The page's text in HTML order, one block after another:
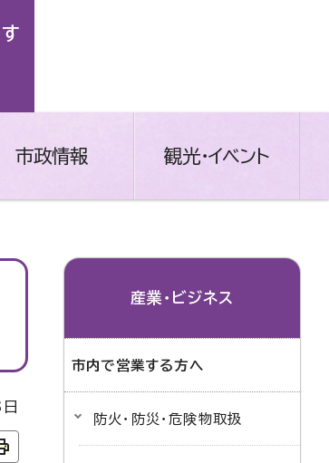
市政情報 観光・イベント
産業・ビジネス
市内で営業する方へ
防火・防災・危険物取扱